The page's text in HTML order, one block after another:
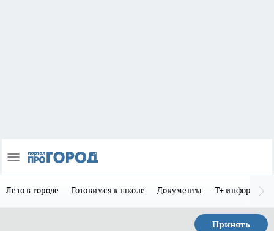
Лето в городе Готовимся к школе Документы Т+
Принять